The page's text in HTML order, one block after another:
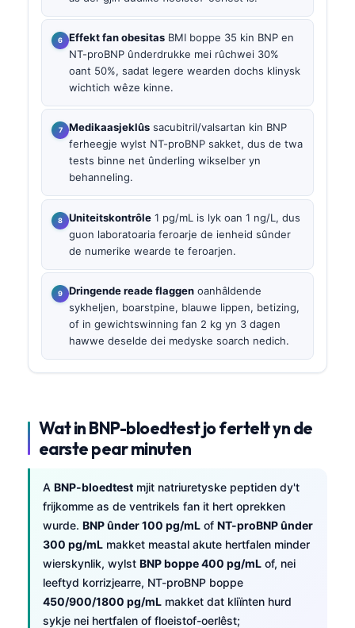
Effekt fan obesitas BMI boppe 35 kin BNP en
NT-proBNP ûnderdrukke mei rûchwei 30%
oant 50%, sadat legere wearden dochs klinysk
wichtich wêze kinne.
Medikaasjeklûs sacubitril/valsartan kin BNP
ferheegje wylst NT-proBNP sakket, dus de twa
tests binne net ûnderling wikselber yn
behanneling.
Uniteitskontrôle 1 pg/mL is lyk oan 1 ng/L, dus
guon laboratoaria feroarje de ienheid sûnder
de numerike wearde te feroarjen.
Dringende reade flaggen oanhâldende
sykheljen, boarstpine, blauwe lippen, betizing,
of in gewichtswinning fan 2 kg yn 3 dagen
hawwe deselde dei medyske soarch nedich.
Wat in BNP-bloedtest jo fertelt yn de
earste pear minuten
A BNP-bloedtest mjit natriuretyske peptiden dy't
frijkomme as de ventrikels fan it hert oprekken
wurde. BNP ûnder 100 pg/mL of NT-proBNP ûnder
300 pg/mL makket meastal akute hertfalen minder
wierskynlik, wylst BNP boppe 400 pg/mL of, nei
leeftyd korrizjearre, NT-proBNP boppe
450/900/1800 pg/mL makket dat kliïnten hurd
sykje nei hertfalen of floeistof-oerlêst;